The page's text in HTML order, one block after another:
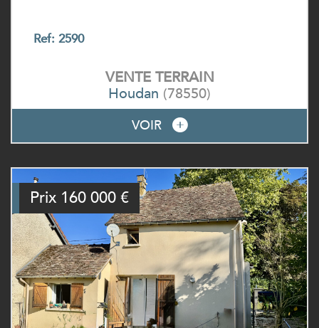
Ref: 2590
VENTE TERRAIN
Houdan (78550)
VOIR
Prix 160 000 €